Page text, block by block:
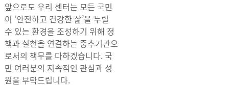
앞으로도 우리 센터는 모든 국민
이 ‘안전하고 건강한 삶’을 누릴
수 있는 환경을 조성하기 위해 정
책과 실천을 연결하는 중추기관으
로서의 책무를 다하겠습니다. 국
민 여러분의 지속적인 관심과 성
원을 부탁드립니다.